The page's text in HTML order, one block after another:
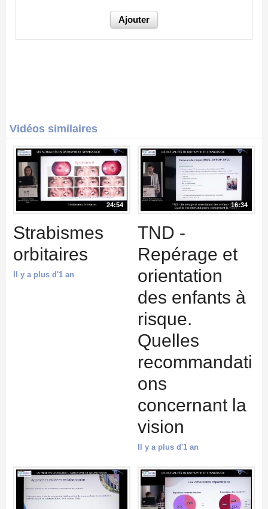
Vidéos similaires
24:54
Strabismes
orbitaires
Il y a plus d'1 an
16:34
TND -
Repérage et
orientation
des enfants à
risque.
Quelles
recommandati
ons
concernant la
vision
Il y a plus d'1 an